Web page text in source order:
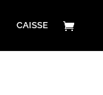
CAISSE